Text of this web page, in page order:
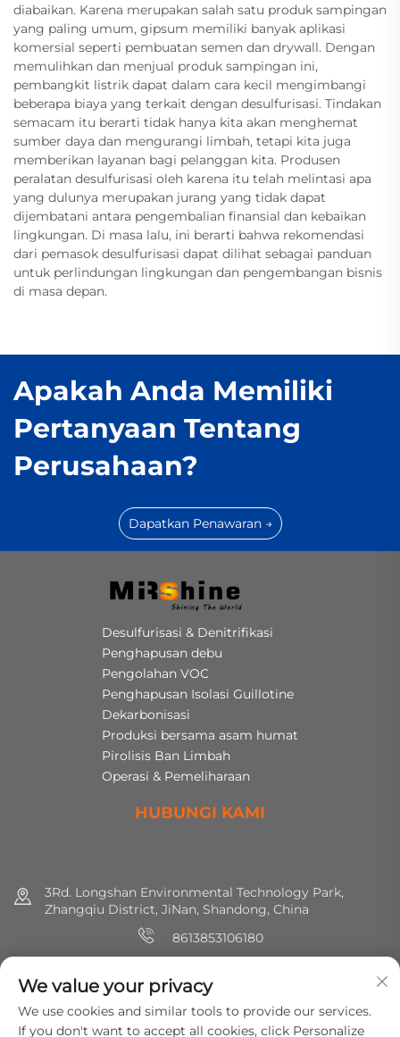
diabaikan. Karena merupakan salah satu produk sampingan
yang paling umum, gipsum memiliki banyak aplikasi
komersial seperti pembuatan semen dan drywall. Dengan
memulihkan dan menjual produk sampingan ini,
pembangkit listrik dapat dalam cara kecil mengimbangi
beberapa biaya yang terkait dengan desulfurisasi. Tindakan
semacam itu berarti tidak hanya kita akan menghemat
sumber daya dan mengurangi limbah, tetapi kita juga
memberikan layanan bagi pelanggan kita. Produsen
peralatan desulfurisasi oleh karena itu telah melintasi apa
yang dulunya merupakan jurang yang tidak dapat
dijembatani antara pengembalian finansial dan kebaikan
lingkungan. Di masa lalu, ini berarti bahwa rekomendasi
dari pemasok desulfurisasi dapat dilihat sebagai panduan
untuk perlindungan lingkungan dan pengembangan bisnis
di masa depan.
Apakah Anda Memiliki
Pertanyaan Tentang
Perusahaan?
Dapatkan Penawaran →
Desulfurisasi & Denitrifikasi
Penghapusan debu
Pengolahan VOC
Penghapusan Isolasi Guillotine
Dekarbonisasi
Produksi bersama asam humat
Pirolisis Ban Limbah
Operasi & Pemeliharaan
HUBUNGI KAMI
3Rd. Longshan Environmental Technology Park,
Zhangqiu District, JiNan, Shandong, China
8613853106180
[email protected]
We value your privacy
We use cookies and similar tools to provide our services.
If you don't want to accept all cookies, click Personalize